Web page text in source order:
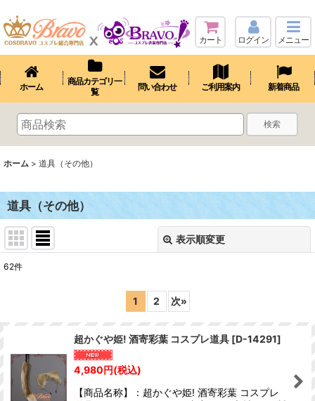
カート ログイン メニュー
ホーム
商品カテゴリ一
覧
問い合わせ ご利用案内 新着商品
検索
ホーム > 道具（その他）
道具（その他）
表示順変更
62件
1 2 次»
超かぐや姫! 酒寄彩葉 コスプレ道具 [D-14291]
4,980円(税込)
【商品名称】：超かぐや姫! 酒寄彩葉 コスプレ